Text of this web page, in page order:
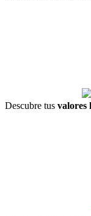
Descubre tus valores